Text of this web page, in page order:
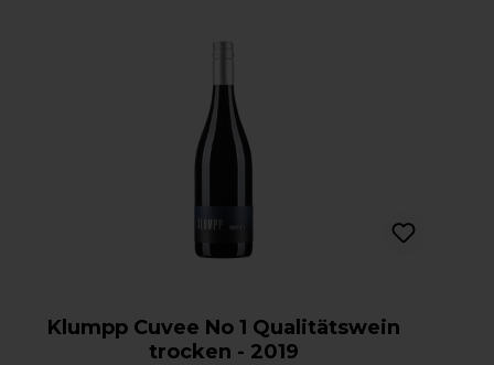
Klumpp Cuvee No 1 Qualitätswein
trocken - 2019